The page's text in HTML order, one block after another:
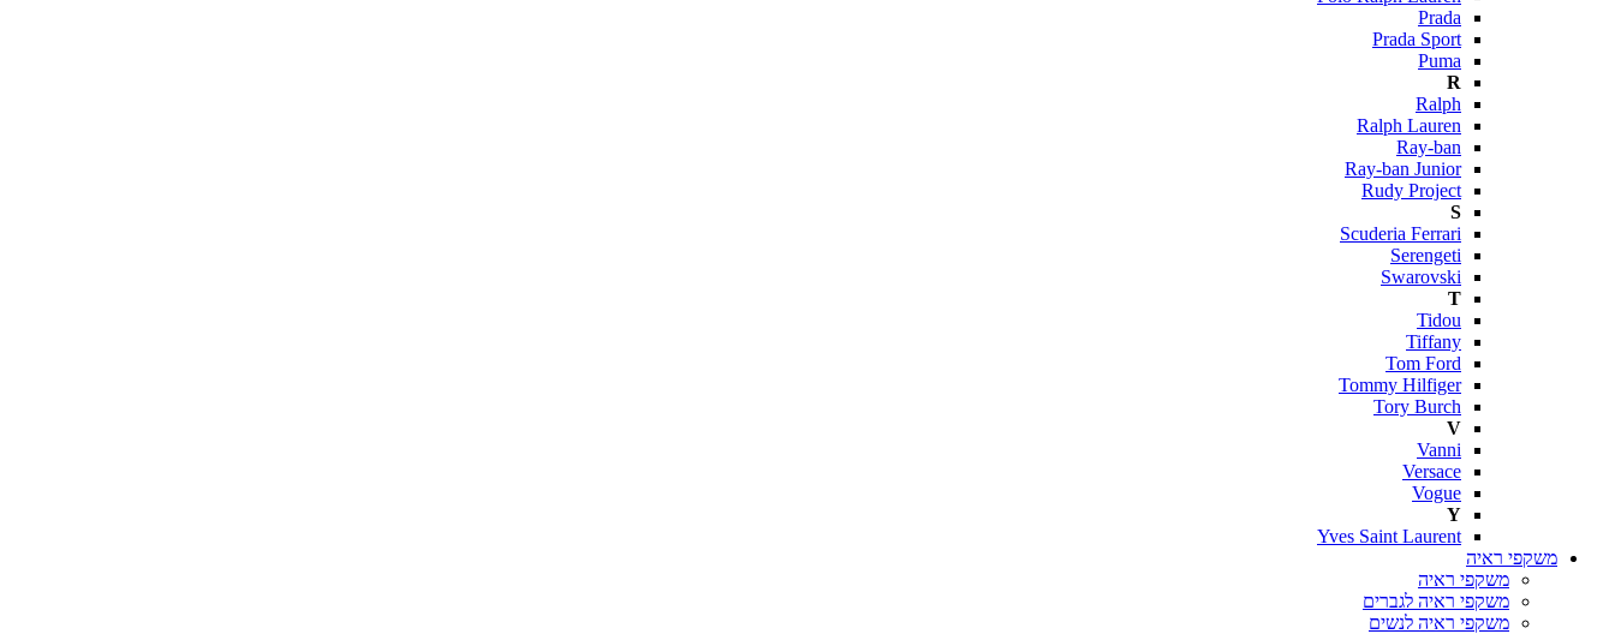
Prada
Prada Sport
Puma
R
Ralph
Ralph Lauren
Ray-ban
Ray-ban Junior
Rudy Project
S
Scuderia Ferrari
Serengeti
Swarovski
T
Tidou
Tiffany
Tom Ford
Tommy Hilfiger
Tory Burch
V
Vanni
Versace
Vogue
Y
Yves Saint Laurent
משקפי ראיה
משקפי ראיה
משקפי ראיה לגברים
משקפי ראיה לנשים